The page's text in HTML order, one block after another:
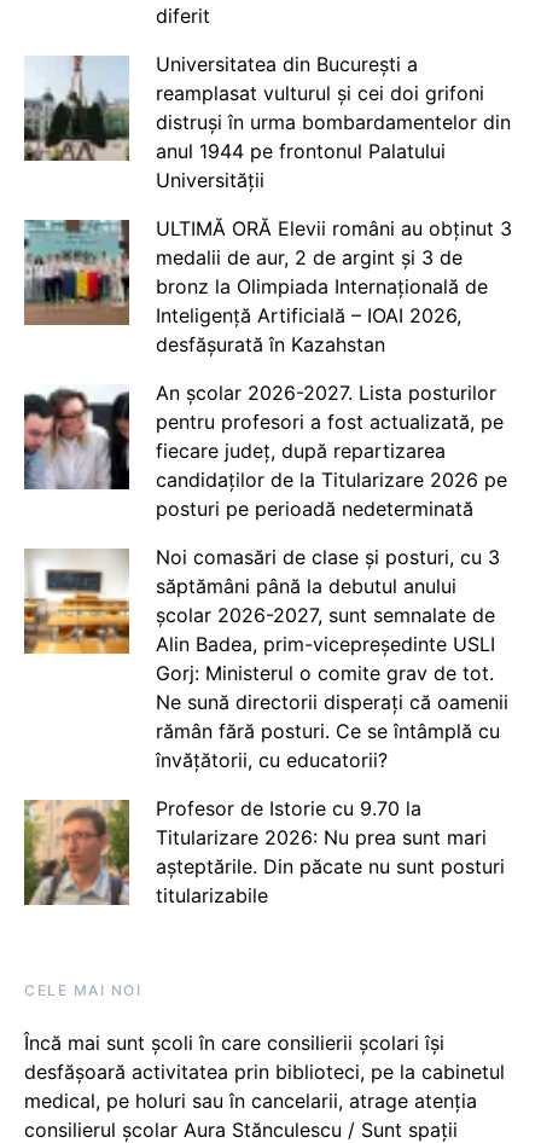
diferit
Universitatea din București a
reamplasat vulturul și cei doi grifoni
distruși în urma bombardamentelor din
anul 1944 pe frontonul Palatului
Universității
ULTIMĂ ORĂ Elevii români au obținut 3
medalii de aur, 2 de argint și 3 de
bronz la Olimpiada Internațională de
Inteligență Artificială – IOAI 2026,
desfășurată în Kazahstan
An școlar 2026-2027. Lista posturilor
pentru profesori a fost actualizată, pe
fiecare județ, după repartizarea
candidaților de la Titularizare 2026 pe
posturi pe perioadă nedeterminată
Noi comasări de clase și posturi, cu 3
săptămâni până la debutul anului
școlar 2026-2027, sunt semnalate de
Alin Badea, prim-vicepreședinte USLI
Gorj: Ministerul o comite grav de tot.
Ne sună directorii disperați că oamenii
rămân fără posturi. Ce se întâmplă cu
învățătorii, cu educatorii?
Profesor de Istorie cu 9.70 la
Titularizare 2026: Nu prea sunt mari
așteptările. Din păcate nu sunt posturi
titularizabile
CELE MAI NOI
Încă mai sunt școli în care consilierii școlari își
desfășoară activitatea prin biblioteci, pe la cabinetul
medical, pe holuri sau în cancelarii, atrage atenția
consilierul școlar Aura Stănculescu / Sunt spații